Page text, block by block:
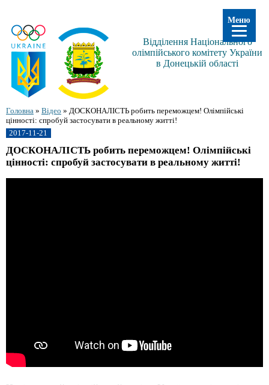
Відділення Національного
олімпійського комітету України
в Донецькій області
Головна » Відео » ДОСКОНАЛІСТЬ робить переможцем! Олімпійські
цінності: спробуй застосувати в реальному житті!
2017-11-21
ДОСКОНАЛІСТЬ робить переможцем! Олімпійські
цінності: спробуй застосувати в реальному житті!
Меню